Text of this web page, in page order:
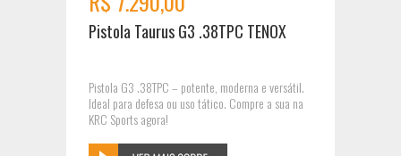
Pistola Taurus G3 .38TPC TENOX
Pistola G3 .38TPC – potente, moderna e versátil.
Ideal para defesa ou uso tático. Compre a sua na
KRC Sports agora!